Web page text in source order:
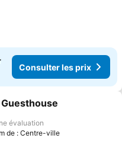
Consulter les prix
à mes favoris
évaluation
de : Centre-ville